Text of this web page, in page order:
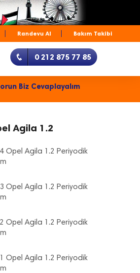
Randevu Al Bakım Takibi
0 212 875 77 85
Biz Cevaplayalım
Agila 1.2
Opel Agila 1.2 Periyodik
Opel Agila 1.2 Periyodik
Opel Agila 1.2 Periyodik
Opel Agila 1.2 Periyodik